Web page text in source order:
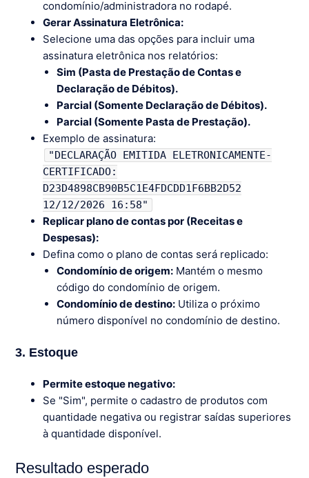
condomínio/administradora no rodapé.
Gerar Assinatura Eletrônica:
Selecione uma das opções para incluir uma
assinatura eletrônica nos relatórios:
Sim (Pasta de Prestação de Contas e
Declaração de Débitos).
Parcial (Somente Declaração de Débitos).
Parcial (Somente Pasta de Prestação).
Exemplo de assinatura:
"DECLARAÇÃO EMITIDA ELETRONICAMENTE-
CERTIFICADO:
D23D4898CB90B5C1E4FDCDD1F6BB2D52
12/12/2026 16:58"
Replicar plano de contas por (Receitas e
Despesas):
Defina como o plano de contas será replicado:
Condomínio de origem: Mantém o mesmo
código do condomínio de origem.
Condomínio de destino: Utiliza o próximo
número disponível no condomínio de destino.
3. Estoque
Permite estoque negativo:
Se "Sim", permite o cadastro de produtos com
quantidade negativa ou registrar saídas superiores
à quantidade disponível.
Resultado esperado